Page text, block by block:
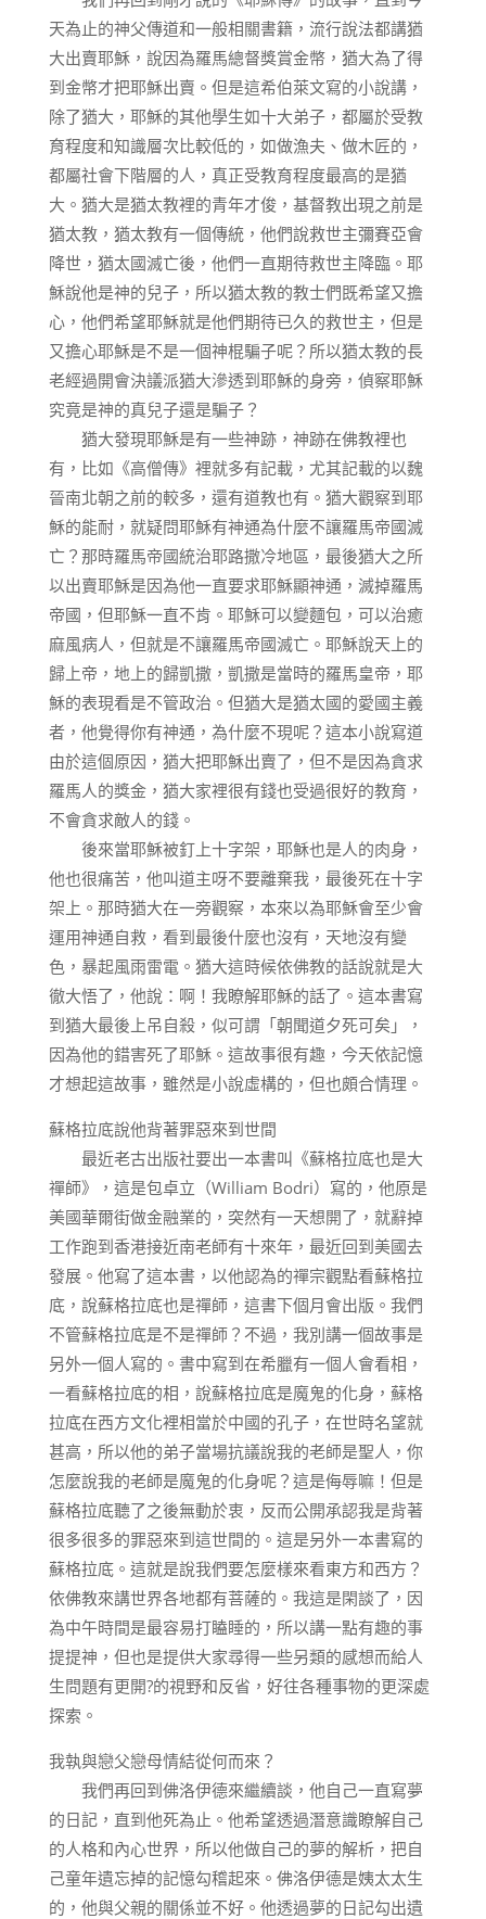
天為止的神父傳道和一般相關書籍，流行說法都講猶
大出賣耶穌，說因為羅馬總督獎賞金幣，猶大為了得
到金幣才把耶穌出賣。但是這希伯萊文寫的小說講，
除了猶大，耶穌的其他學生如十大弟子，都屬於受教
育程度和知識層次比較低的，如做漁夫、做木匠的，
都屬社會下階層的人，真正受教育程度最高的是猶
大。猶大是猶太教裡的青年才俊，基督教出現之前是
猶太教，猶太教有一個傳統，他們說救世主彌賽亞會
降世，猶太國滅亡後，他們一直期待救世主降臨。耶
穌說他是神的兒子，所以猶太教的教士們既希望又擔
心，他們希望耶穌就是他們期待已久的救世主，但是
又擔心耶穌是不是一個神棍騙子呢？所以猶太教的長
老經過開會決議派猶大滲透到耶穌的身旁，偵察耶穌
究竟是神的真兒子還是騙子？
猶大發現耶穌是有一些神跡，神跡在佛教裡也
有，比如《高僧傳》裡就多有記載，尤其記載的以魏
晉南北朝之前的較多，還有道教也有。猶大觀察到耶
穌的能耐，就疑問耶穌有神通為什麼不讓羅馬帝國滅
亡？那時羅馬帝國統治耶路撒冷地區，最後猶大之所
以出賣耶穌是因為他一直要求耶穌顯神通，滅掉羅馬
帝國，但耶穌一直不肯。耶穌可以變麵包，可以治癒
麻風病人，但就是不讓羅馬帝國滅亡。耶穌說天上的
歸上帝，地上的歸凱撒，凱撒是當時的羅馬皇帝，耶
穌的表現看是不管政治。但猶大是猶太國的愛國主義
者，他覺得你有神通，為什麼不現呢？這本小說寫道
由於這個原因，猶大把耶穌出賣了，但不是因為貪求
羅馬人的獎金，猶大家裡很有錢也受過很好的教育，
不會貪求敵人的錢。
後來當耶穌被釘上十字架，耶穌也是人的肉身，
他也很痛苦，他叫道主呀不要離棄我，最後死在十字
架上。那時猶大在一旁觀察，本來以為耶穌會至少會
運用神通自救，看到最後什麼也沒有，天地沒有變
色，暴起風雨雷電。猶大這時候依佛教的話說就是大
徹大悟了，他說：啊！我瞭解耶穌的話了。這本書寫
到猶大最後上吊自殺，似可謂「朝聞道夕死可矣」，
因為他的錯害死了耶穌。這故事很有趣，今天依記憶
才想起這故事，雖然是小說虛構的，但也頗合情理。
蘇格拉底說他背著罪惡來到世間
最近老古出版社要出一本書叫《蘇格拉底也是大
禪師》，這是包卓立（William Bodri）寫的，他原是
美國華爾街做金融業的，突然有一天想開了，就辭掉
工作跑到香港接近南老師有十來年，最近回到美國去
發展。他寫了這本書，以他認為的禪宗觀點看蘇格拉
底，說蘇格拉底也是禪師，這書下個月會出版。我們
不管蘇格拉底是不是禪師？不過，我別講一個故事是
另外一個人寫的。書中寫到在希臘有一個人會看相，
一看蘇格拉底的相，說蘇格拉底是魔鬼的化身，蘇格
拉底在西方文化裡相當於中國的孔子，在世時名望就
甚高，所以他的弟子當場抗議說我的老師是聖人，你
怎麼說我的老師是魔鬼的化身呢？這是侮辱嘛！但是
蘇格拉底聽了之後無動於衷，反而公開承認我是背著
很多很多的罪惡來到這世間的。這是另外一本書寫的
蘇格拉底。這就是說我們要怎麼樣來看東方和西方？
依佛教來講世界各地都有菩薩的。我這是閑談了，因
為中午時間是最容易打瞌睡的，所以講一點有趣的事
提提神，但也是提供大家尋得一些另類的感想而給人
生問題有更開?的視野和反省，好往各種事物的更深處
探索。
我執與戀父戀母情結從何而來？
我們再回到佛洛伊德來繼續談，他自己一直寫夢
的日記，直到他死為止。他希望透過潛意識瞭解自己
的人格和內心世界，所以他做自己的夢的解析，把自
己童年遺忘掉的記憶勾稽起來。佛洛伊德是姨太太生
的，他與父親的關係並不好。他透過夢的日記勾出遺